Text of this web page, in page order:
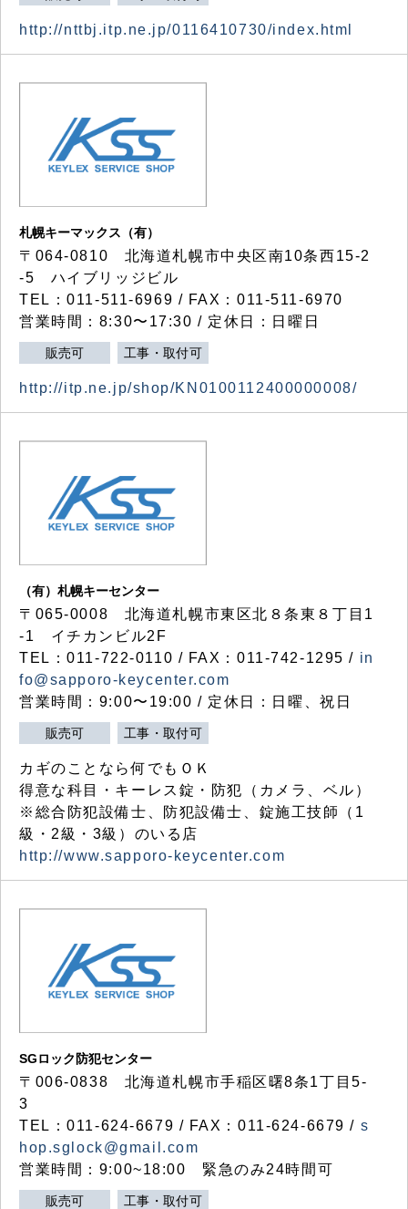
http://nttbj.itp.ne.jp/0116410730/index.html
札幌キーマックス（有）
〒064-0810 北海道札幌市中央区南10条西15-2
-5 ハイブリッジビル
TEL：011-511-6969 / FAX：011-511-6970
営業時間：8:30〜17:30 / 定休日：日曜日
販売可 工事・取付可
http://itp.ne.jp/shop/KN0100112400000008/
（有）札幌キーセンター
〒065-0008 北海道札幌市東区北８条東８丁目1
-1 イチカンビル2F
TEL：011-722-0110 / FAX：011-742-1295 / in
fo@sapporo-keycenter.com
営業時間：9:00〜19:00 / 定休日：日曜、祝日
販売可 工事・取付可
カギのことなら何でもＯＫ
得意な科目・キーレス錠・防犯（カメラ、ベル）
※総合防犯設備士、防犯設備士、錠施工技師（1
級・2級・3級）のいる店
http://www.sapporo-keycenter.com
SGロック防犯センター
〒006-0838 北海道札幌市手稲区曙8条1丁目5-
3
TEL：011-624-6679 / FAX：011-624-6679 / s
hop.sglock@gmail.com
営業時間：9:00~18:00 緊急のみ24時間可
販売可 工事・取付可